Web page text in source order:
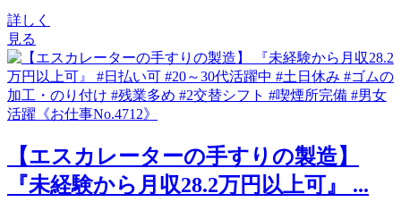
詳しく
見る
【エスカレーターの手すりの製造】
『未経験から月収28.2万円以上可』 ...